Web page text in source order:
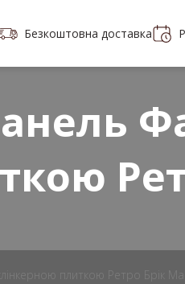
Безкоштовна доставка
плиткою Ретро Брiк